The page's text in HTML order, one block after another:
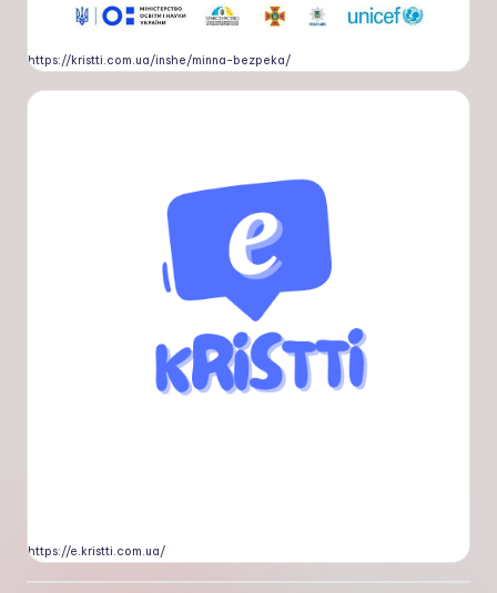
https://kristti.com.ua/inshe/minna-bezpeka/
https://e.kristti.com.ua/